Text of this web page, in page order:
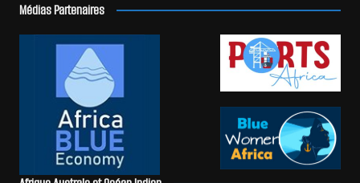
Médias Partenaires